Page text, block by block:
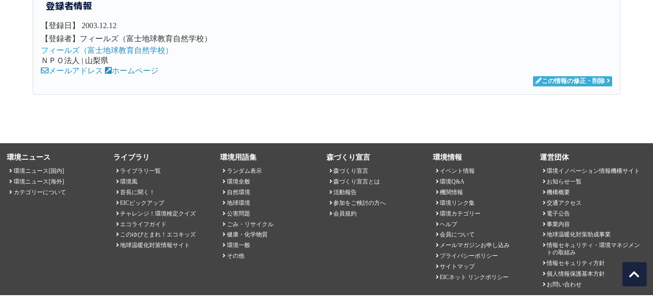
登録者情報
【登録日】 2003.12.12
【登録者】フィールズ（富士地球教育自然学校）
フィールズ（富士地球教育自然学校）
ＮＰＯ法人 | 山梨県
メールアドレス
ホームページ
この情報の修正・削除
環境ニュース
環境ニュース[国内]
環境ニュース[海外]
カテゴリーについて
ライブラリ
ライブラリ一覧
環境風
首長に聞く！
EICピックアップ
チャレンジ！環境検定クイズ
エコライフガイド
このゆびとまれ！エコキッズ
地球温暖化対策情報サイト
環境用語集
ランダム表示
環境全般
自然環境
地球環境
公害問題
ごみ・リサイクル
健康・化学物質
環境一般
その他
森づくり宣言
森づくり宣言
森づくり宣言とは
活動報告
参加をご検討の方へ
会員規約
環境情報
イベント情報
環境Q&A
機関情報
環境リンク集
環境カテゴリー
ヘルプ
会員について
メールマガジンお申し込み
プライバシーポリシー
サイトマップ
EICネット リンクポリシー
運営団体
環境イノベーション情報機構サイト
お知らせ一覧
機構概要
交通アクセス
電子公告
事業内容
地球温暖化対策助成事業
情報セキュリティ・環境マネジメン
トの取組み
情報セキュリティ方針
個人情報保護基本方針
お問い合わせ